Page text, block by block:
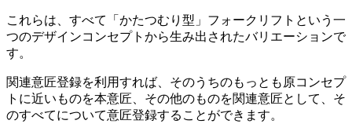
これらは、すべて「かたつむり型」フォークリフトという一
つのデザインコンセプトから生み出されたバリエーションで
す。
関連意匠登録を利用すれば、そのうちのもっとも原コンセプ
トに近いものを本意匠、その他のものを関連意匠として、そ
のすべてについて意匠登録することができます。